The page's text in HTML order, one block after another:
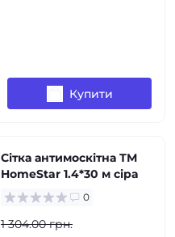
Купити
Сітка антимоскітна ТМ
HomeStar 1.4*30 м сіра
0
1 304.00 грн.